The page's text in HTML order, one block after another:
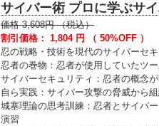
サイバー術 プロに学ぶサ
価格 3,608円 （税込）
割引価格： 1,804 円 （ 50%OFF ）
忍の戦略・技術を現代のサイバーセ
忍者の巻物：忍者が使用していたツ
サイバーセキュリティ：忍者の概念
自ら実践：サイバー攻撃の脅威から
城塞理論の思考訓練：忍者とサイバ
演習